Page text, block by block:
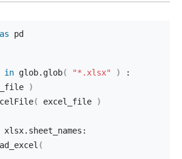
as pd
in glob. glob( "*.xlsx" )
:
)
( excel_file
)
xlsx.sheet_names:
(